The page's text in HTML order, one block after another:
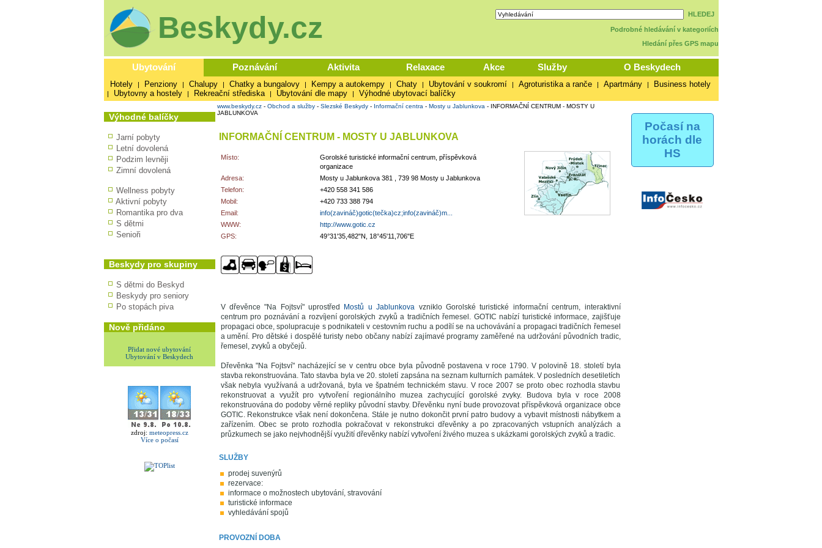
Beskydy.cz HLEDEJ
Podrobné hledávání v kategoriích
Hledání přes GPS mapu
Ubytování Poznávání Aktivita Relaxace Akce Služby O Beskydech
Hotely | Penziony | Chalupy | Chatky a bungalovy | Kempy a autokempy | Chaty | Ubytování v soukromí | Agroturistika a ranče | Apartmány | Business hotely
| Ubytovny a hostely | Rekreační střediska | Ubytování dle mapy | Výhodné ubytovací balíčky
Výhodné balíčky
Jarní pobyty
Letní dovolená
Podzim levněji
Zimní dovolená
Wellness pobyty
Aktivní pobyty
Romantika pro dva
S dětmi
Senioři
Beskydy pro skupiny
S dětmi do Beskyd
Beskydy pro seniory
Po stopách piva
Nově přidáno
Přidat nové ubytování
Ubytování v Beskydech
zdroj: meteopress.cz
Více o počasí
www.beskydy.cz- Obchod a služby- Slezské Beskydy- Informační centra - Mosty u Jablunkova - INFORMAČNÍ CENTRUM - MOSTY U
JABLUNKOVA
INFORMAČNÍ CENTRUM - MOSTY U JABLUNKOVA
Místo:
Gorolské turistické informační centrum, příspěvková
organizace
Adresa:
Mosty u Jablunkova 381 , 739 98 Mosty u Jablunkova
Telefon:
+420 558 341 586
Mobil:
+420 733 388 794
Email:
info(zavináč)gotic(tečka)cz;info(zavináč)m...
WWW:
http://www.gotic.cz
GPS:
49°31'35,482"N, 18°45'11,706"E
V dřevěnce "Na Fojtsví" uprostřed Mostů u Jablunkova vzniklo Gorolské turistické informační centrum, interaktivní
centrum pro poznávání a rozvíjení gorolských zvyků a tradičních řemesel. GOTIC nabízí turistické informace, zajišťuje
propagaci obce, spolupracuje s podnikateli v cestovním ruchu a podílí se na uchovávání a propagaci tradičních řemesel
a umění. Pro dětské i dospělé turisty nebo občany nabízí zajímavé programy zaměřené na udržování původních tradic,
řemesel, zvyků a obyčejů.
Dřevěnka "Na Fojtsví" nacházející se v centru obce byla původně postavena v roce 1790. V polovině 18. století byla
stavba rekonstruována. Tato stavba byla ve 20. století zapsána na seznam kulturních památek. V posledních desetiletích
však nebyla využívaná a udržovaná, byla ve špatném technickém stavu. V roce 2007 se proto obec rozhodla stavbu
rekonstruovat a využít pro vytvoření regionálního muzea zachycující gorolské zvyky. Budova byla v roce 2008
rekonstruována do podoby věrné repliky původní stavby. Dřevěnku nyní bude provozovat příspěvková organizace obce
GOTIC. Rekonstrukce však není dokončena. Stále je nutno dokončit první patro budovy a vybavit místnosti nábytkem a
zařízením. Obec se proto rozhodla pokračovat v rekonstrukci dřevěnky a po zpracovaných vstupních analýzách a
průzkumech se jako nejvhodnější využití dřevěnky nabízí vytvoření živého muzea s ukázkami gorolských zvyků a tradic.
SLUŽBY
prodej suvenýrů
rezervace:
informace o možnostech ubytování, stravování
turistické informace
vyhledávání spojů
PROVOZNÍ DOBA
Počasí na
horách dle
HS